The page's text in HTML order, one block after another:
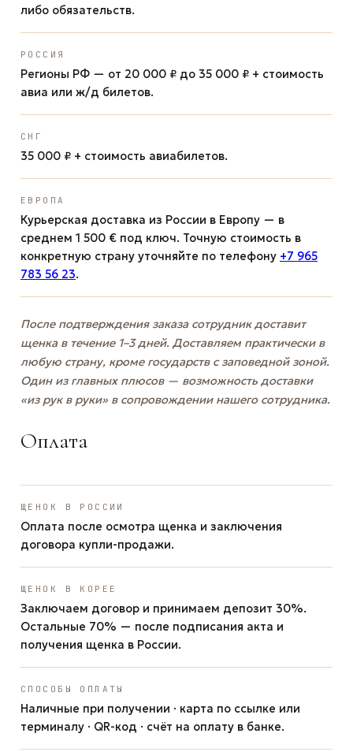
либо обязательств.
РОССИЯ
Регионы РФ — от 20 000 ₽ до 35 000 ₽ + стоимость
авиа или ж/д билетов.
СНГ
35 000 ₽ + стоимость авиабилетов.
ЕВРОПА
Курьерская доставка из России в Европу — в
среднем 1 500 € под ключ. Точную стоимость в
конкретную страну уточняйте по телефону +7 965
783 56 23.
После подтверждения заказа сотрудник доставит
щенка в течение 1–3 дней. Доставляем практически в
любую страну, кроме государств с заповедной зоной.
Один из главных плюсов — возможность доставки
«из рук в руки» в сопровождении нашего сотрудника.
Оплата
ЩЕНОК В РОССИИ
Оплата после осмотра щенка и заключения
договора купли-продажи.
ЩЕНОК В КОРЕЕ
Заключаем договор и принимаем депозит 30%.
Остальные 70% — после подписания акта и
получения щенка в России.
СПОСОБЫ ОПЛАТЫ
Наличные при получении · карта по ссылке или
терминалу · QR-код · счёт на оплату в банке.